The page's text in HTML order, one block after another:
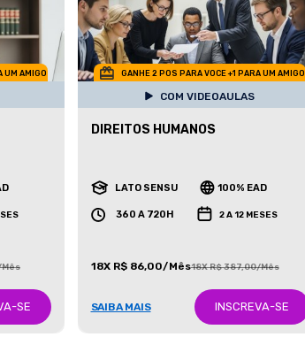
UM AMIGO
SE
GANHE 2 POS PARA VOCE +1 PARA UM AMIGO
COM VIDEOAULAS
DIREITOS HUMANOS
LATO SENSU 100% EAD
360 A 720H 2 A 12 MESES
18X R$ 86,00/Mês18X R$ 387,00/Mês
SAIBA MAIS INSCREVA-SE